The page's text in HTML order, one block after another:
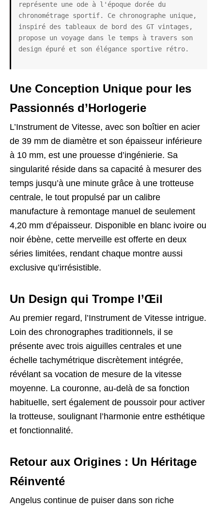
représente une ode à l'époque dorée du
chronométrage sportif. Ce chronographe unique,
inspiré des tableaux de bord des GT vintages,
propose un voyage dans le temps à travers son
design épuré et son élégance sportive rétro.
Une Conception Unique pour les
Passionnés d’Horlogerie
L’Instrument de Vitesse, avec son boîtier en acier
de 39 mm de diamètre et son épaisseur inférieure
à 10 mm, est une prouesse d’ingénierie. Sa
singularité réside dans sa capacité à mesurer des
temps jusqu’à une minute grâce à une trotteuse
centrale, le tout propulsé par un calibre
manufacture à remontage manuel de seulement
4,20 mm d’épaisseur. Disponible en blanc ivoire ou
noir ébène, cette merveille est offerte en deux
séries limitées, rendant chaque montre aussi
exclusive qu’irrésistible.
Un Design qui Trompe l’Œil
Au premier regard, l’Instrument de Vitesse intrigue.
Loin des chronographes traditionnels, il se
présente avec trois aiguilles centrales et une
échelle tachymétrique discrètement intégrée,
révélant sa vocation de mesure de la vitesse
moyenne. La couronne, au-delà de sa fonction
habituelle, sert également de poussoir pour activer
la trotteuse, soulignant l’harmonie entre esthétique
et fonctionnalité.
Retour aux Origines : Un Héritage
Réinventé
Angelus continue de puiser dans son riche